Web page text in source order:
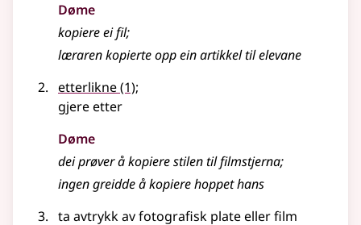
Døme
kopiere ei fil;
læraren kopierte opp ein artikkel til elevane
etterlikne(1);
gjere etter
Døme
dei prøver å kopiere stilen til filmstjerna;
ingen greidde å kopiere hoppet hans
ta avtrykk av fotografisk plateellerfilm